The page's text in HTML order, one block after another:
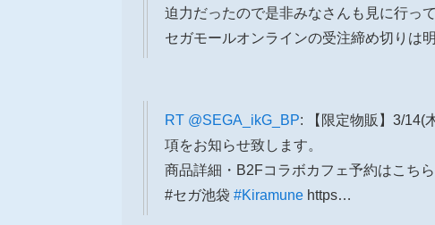
迫力だったので是非みなさんも見に行っ
セガモールオンラインの受注締め切りは
RT @SEGA_ikG_BP: 【限定物販】3/14(
項をお知らせ致します。
商品詳細・B2Fコラボカフェ予約はこち
#セガ池袋 #Kiramune https…